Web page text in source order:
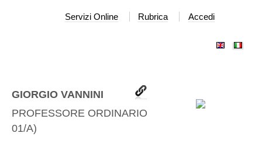
Servizi Online Rubrica Accedi
GIORGIO VANNINI
PROFESSORE ORDINARIO
01/A)